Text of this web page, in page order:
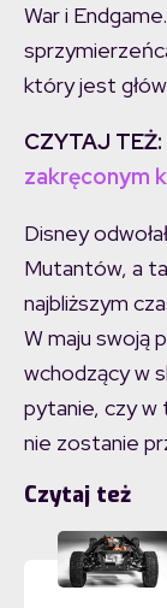
War i
który jest
CZYTAJ TEŻ:
zakręconym
Disney
Mutantów, a
najbliższym
W maju swoją
wchodzący w
pytanie, czy w
nie zostanie
Czytaj też